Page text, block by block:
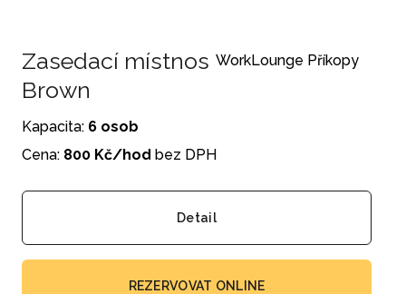
Zasedací místnost Příkopy
Brown
Kapacita: 6 osob
Cena: 800 Kč/hod bez DPH
WorkLounge Příkopy
Detail
REZERVOVAT ONLINE